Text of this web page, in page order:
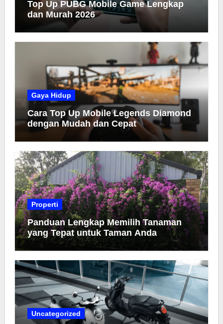
Top Up PUBG Mobile Game Lengkap
dan Murah 2026
Gaya Hidup
Cara Top Up Mobile Legends Diamond
dengan Mudah dan Cepat
Properti
Panduan Lengkap Memilih Tanaman
yang Tepat untuk Taman Anda
Uncategorized